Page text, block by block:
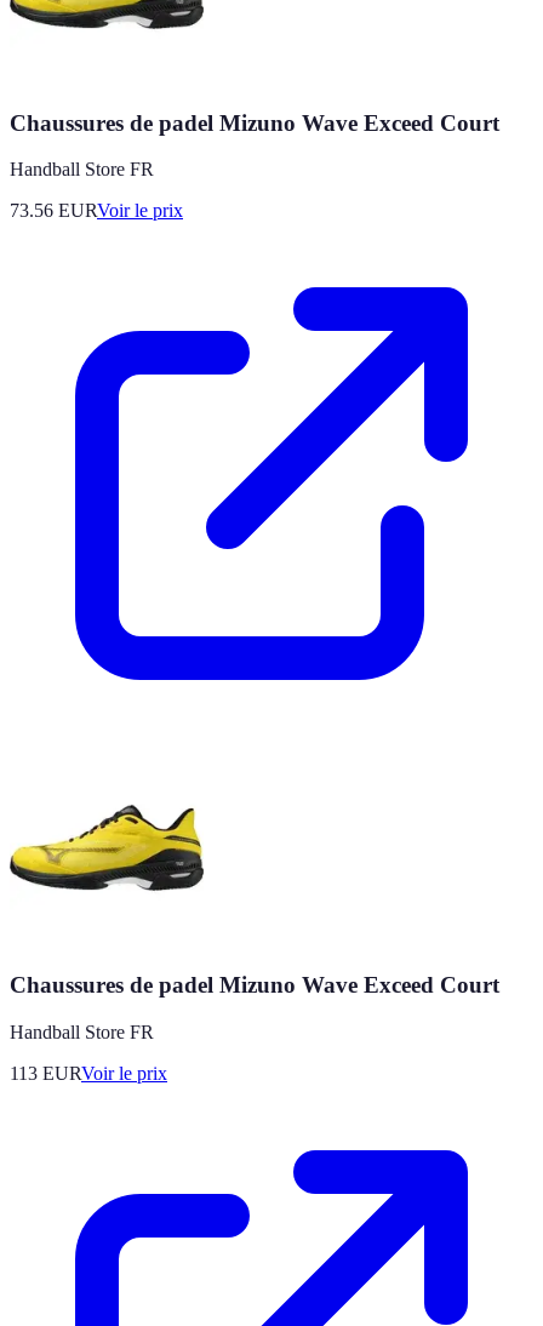
Chaussures de padel Mizuno Wave Exceed Court
Handball Store FR
73.56 EURVoir le prix
Chaussures de padel Mizuno Wave Exceed Court
Handball Store FR
113 EURVoir le prix